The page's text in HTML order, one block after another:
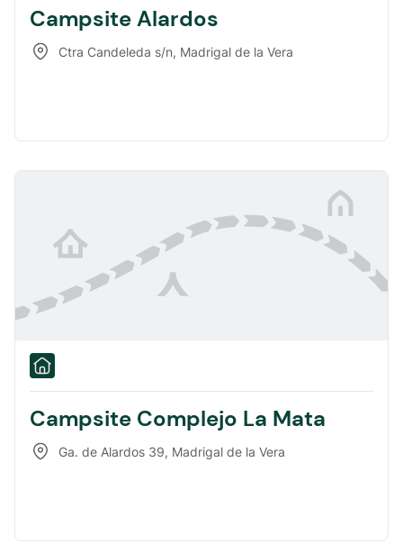
Campsite Alardos
Ctra Candeleda s/n, Madrigal de la Vera
Campsite Complejo La Mata
Ga. de Alardos 39, Madrigal de la Vera